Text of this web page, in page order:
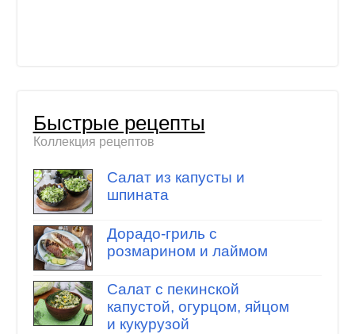
Быстрые рецепты
Коллекция рецептов
Салат из капусты и
шпината
Дорадо-гриль с
розмарином и лаймом
Салат с пекинской
капустой, огурцом, яйцом
и кукурузой